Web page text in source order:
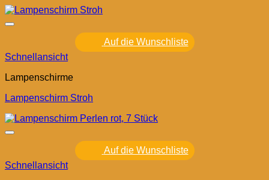
Auf die Wunschliste
Schnellansicht
Lampenschirme
Lampenschirm Stroh
Auf die Wunschliste
Schnellansicht